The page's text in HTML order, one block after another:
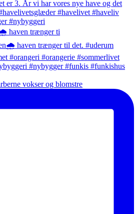
haven trænger ti
vokser og blomstre